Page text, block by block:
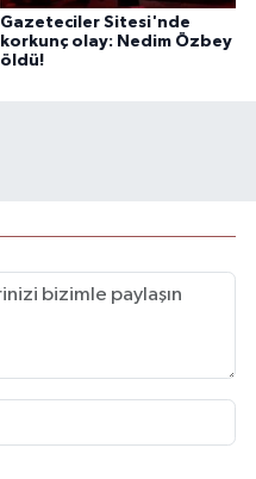
Gazeteciler Sitesi'nde
korkunç olay: Nedim Özbey
öldü!